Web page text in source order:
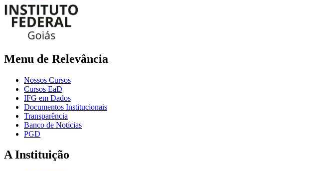
Menu de Relevância
Nossos Cursos
Cursos EaD
IFG em Dados
Documentos Institucionais
Transparência
Banco de Notícias
PGD
A Instituição